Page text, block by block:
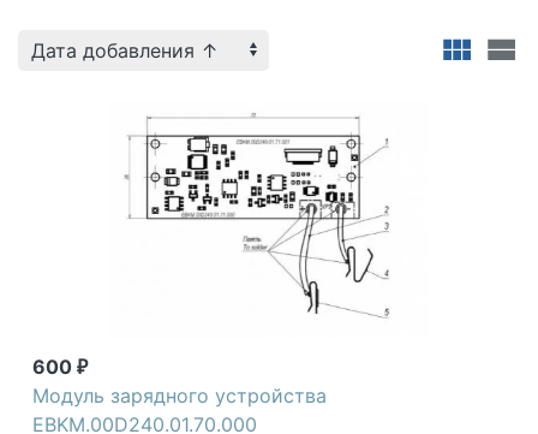
600 ₽
Модуль зарядного устройства
EBKM.00D240.01.70.000